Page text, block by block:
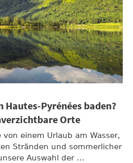
Hautes-Pyrénées baden?
Orte
von einem Urlaub am Wasser,
Stränden und sommerlicher
Auswahl der ...